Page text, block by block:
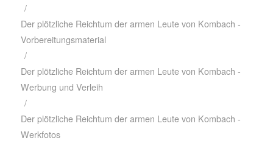
/
Der plötzliche Reichtum der armen Leute von Kombach -
Vorbereitungsmaterial
/
Der plötzliche Reichtum der armen Leute von Kombach -
Werbung und Verleih
/
Der plötzliche Reichtum der armen Leute von Kombach -
Werkfotos